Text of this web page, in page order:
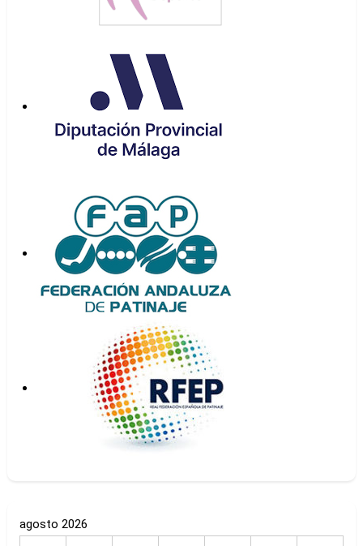
agosto 2026